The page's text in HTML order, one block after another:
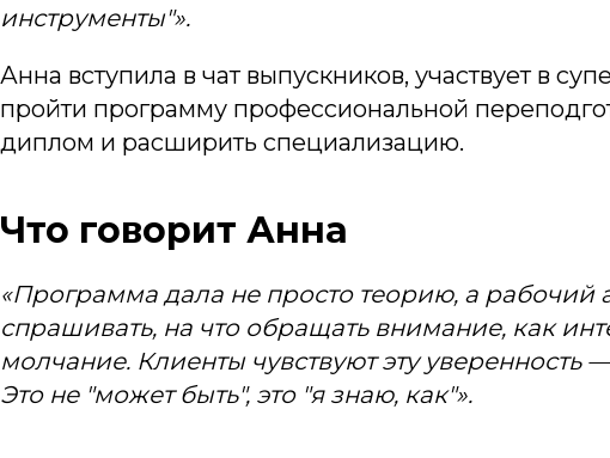
инструменты"».
Анна вступила в чат выпускников, участвует в
пройти программу профессиональной
диплом и расширить специализацию.
Что говорит Анна
«Программа дала не просто теорию, а рабочий
спрашивать, на что обращать внимание, как
молчание. Клиенты чувствуют эту уверенность
Это не "может быть", это "я знаю, как"».